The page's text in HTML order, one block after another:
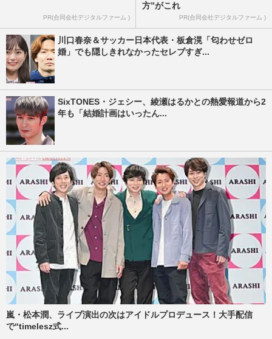
PR(合同会社デジタルファーム )
方”がこれ
PR(合同会社デジタルファーム )
川口春奈＆サッカー日本代表・板倉滉「匂わせゼロ
婚」でも隠しきれなかったセレブすぎ...
SixTONES・ジェシー、綾瀬はるかとの熱愛報道から2
年も「結婚計画はいったん...
嵐・松本潤、ライブ演出の次はアイドルプロデュース！大手配信
で“timelesz式...